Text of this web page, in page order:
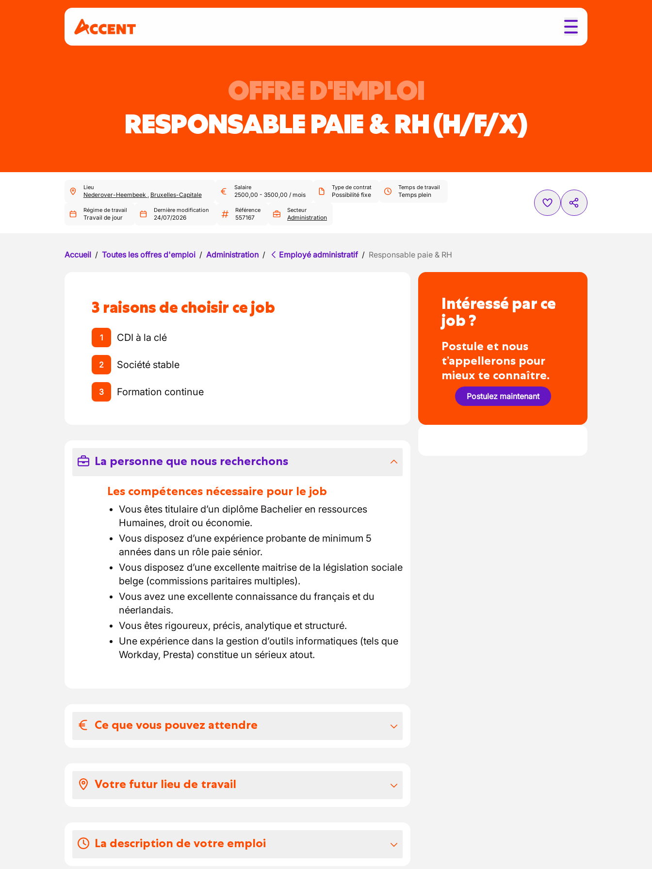
OFFRE D'EMPLOI
RESPONSABLE PAIE & RH(H/F/X)
Lieu
Nederover-Heembeek , Bruxelles-Capitale
Salaire
2500,00 - 3500,00 / mois
Type de contrat
Possibilité fixe
Temps de travail
Temps plein
Régime de travail
Travail de jour
Dernière modification
24/07/2026
Référence
557167
Secteur
Administration
Accueil / Toutes les offres d'emploi / Administration / Employé administratif / Responsable paie & RH
3 raisons de choisir ce job
1 CDI à la clé
2 Société stable
3 Formation continue
La personne que nous recherchons
Les compétences nécessaire pour le job
Vous êtes titulaire d’un diplôme Bachelier en ressources
Humaines, droit ou économie.
Vous disposez d’une expérience probante de minimum 5
années dans un rôle paie sénior.
Vous disposez d’une excellente maitrise de la législation sociale
belge (commissions paritaires multiples).
Vous avez une excellente connaissance du français et du
néerlandais.
Vous êtes rigoureux, précis, analytique et structuré.
Une expérience dans la gestion d’outils informatiques (tels que
Workday, Presta) constitue un sérieux atout.
Ce que vous pouvez attendre
Selon votre expérience, votre salaire brut se situe entre 2500 et
Vos congés
Votre futur lieu de travail
La description de votre emploi
Intéressé par ce
job ?
Postule et nous
t’appellerons pour
mieux te connaître.
Postulez maintenant